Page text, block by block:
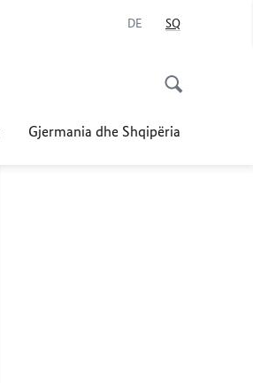
DE SQ
Gjermania dhe Shqipëria